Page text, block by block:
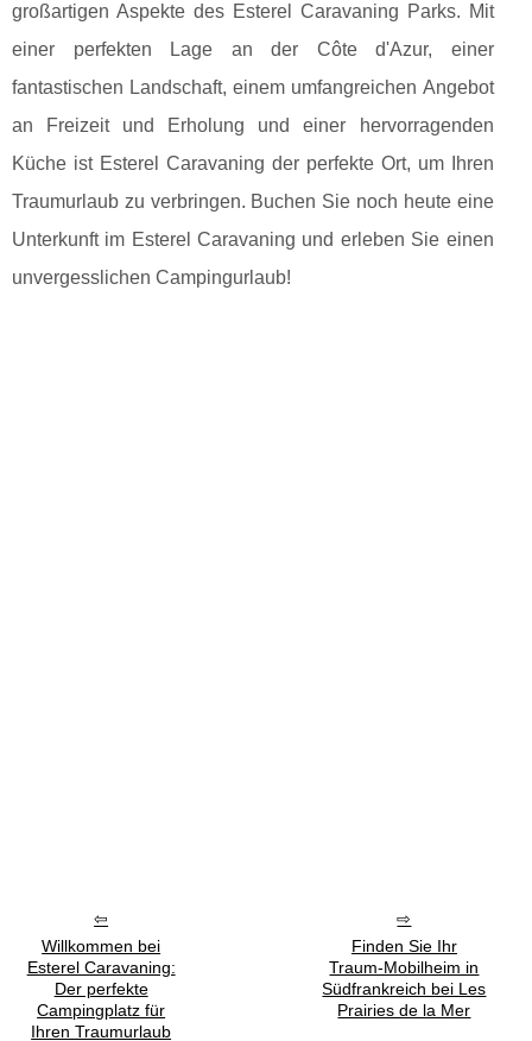
großartigen Aspekte des Esterel Caravaning Parks. Mit
einer perfekten Lage an der Côte d'Azur, einer
fantastischen Landschaft, einem umfangreichen Angebot
an Freizeit und Erholung und einer hervorragenden
Küche ist Esterel Caravaning der perfekte Ort, um Ihren
Traumurlaub zu verbringen. Buchen Sie noch heute eine
Unterkunft im Esterel Caravaning und erleben Sie einen
unvergesslichen Campingurlaub!
Willkommen bei
Esterel Caravaning:
Der perfekte
Campingplatz für
Ihren Traumurlaub
Finden Sie Ihr
Traum-Mobilheim in
Südfrankreich bei Les
Prairies de la Mer